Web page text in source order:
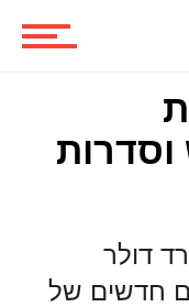
דולר
חדשים של